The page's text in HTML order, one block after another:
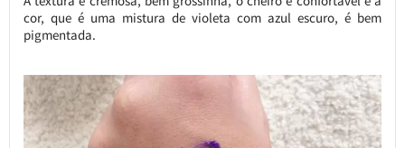
cor, que é uma mistura de violeta com azul escuro, é bem
pigmentada.